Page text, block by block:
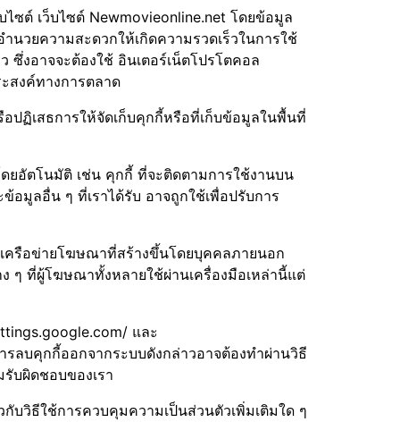
ซต์ เว็บไซต์ Newmovieonline.net โดยข้อมูล
นวยความสะดวกให้เกิดความรวดเร็วในการใช้
งอาจจะต้องใช้ อินเตอร์เน็ตโปรโตคอล
สงค์ทางการตลาด
ปฏิเสธการให้จัดเก็บคุกกี้หรือที่เก็บข้อมูลในพื้นที่
ยอัตโนมัติ เช่น คุกกี้ ที่จะติดตามการใช้งานบน
อมูลอื่น ๆ ที่เราได้รับ อาจถูกใช้เพื่อปรับการ
รือข่ายโฆษณาที่สร้างขึ้นโดยบุคคลภายนอก
ๆ ที่ผู้โฆษณาทั้งหลายใช้ผ่านเครื่องมือเหล่านี้แต่
และ
ลบคุกกี้ออกจากระบบดังกล่าวอาจต้องทำผ่านวิธี
บผิดชอบของเรา
วิธีใช้การควบคุมความเป็นส่วนตัวเพิ่มเติมใด ๆ